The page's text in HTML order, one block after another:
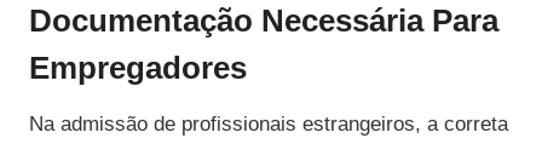
Documentação Necessária Para
Empregadores
Na admissão de profissionais estrangeiros, a correta